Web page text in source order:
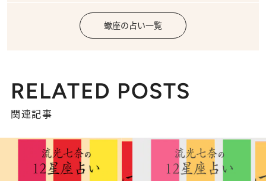
蠍座の占い一覧
RELATED POSTS
関連記事